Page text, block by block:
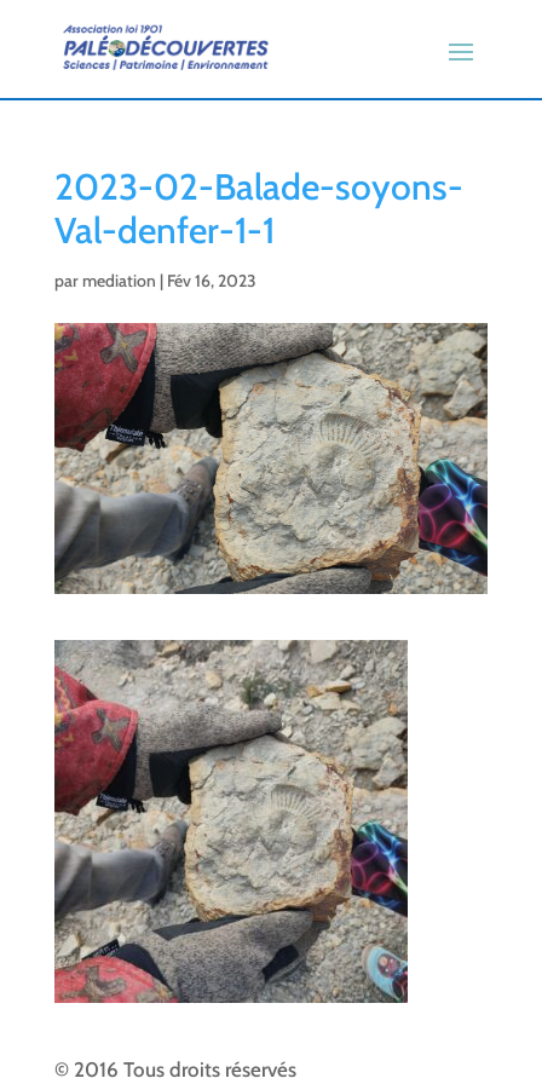
2023-02-Balade-soyons-
Val-denfer-1-1
parmediation | Fév 16, 2023
© 2016 Tous droits réservés